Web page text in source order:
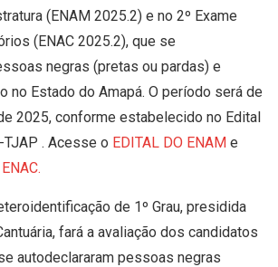
(ENAM 2025.2) e no 2º Exame
(ENAC 2025.2), que se
negras (pretas ou pardas) e
no Estado do Amapá. O período será de
2025, conforme estabelecido no Edital
. Acesse o EDITAL DO ENAM e
de 1º Grau, presidida
fará a avaliação dos candidatos
autodeclararam pessoas negras